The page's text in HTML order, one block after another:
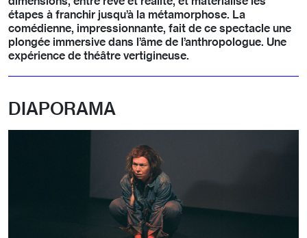
étapes à franchir jusqu’à la métamorphose. La
comédienne, impressionnante, fait de ce spectacle une
plongée immersive dans l’âme de l’anthropologue. Une
expérience de théâtre vertigineuse.
DIAPORAMA